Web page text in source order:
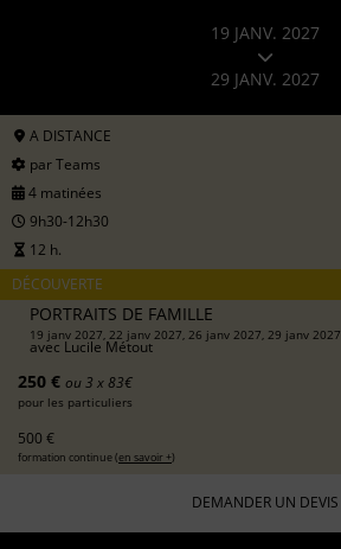
19 JANV. 2027
29 JANV. 2027
A DISTANCE
par Teams
4 matinées
9h30-12h30
12 h.
DÉCOUVERTE
PORTRAITS DE FAMILLE
19 janv 2027, 22 janv 2027, 26 janv 2027, 29 janv 2027
avec Lucile Métout
250 € ou 3 x 83€
pour les particuliers
500 €
formation continue (en savoir +)
DEMANDER UN DEVIS